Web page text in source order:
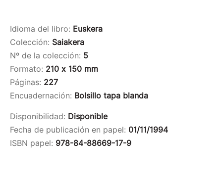
Idioma del libro: Euskera
Colección: Saiakera
Nº de la colección: 5
Formato: 210 x 150 mm
Páginas: 227
Encuadernación: Bolsillo tapa blanda
Disponibilidad: Disponible
Fecha de publicación en papel: 01/11/1994
ISBN papel: 978-84-88669-17-9